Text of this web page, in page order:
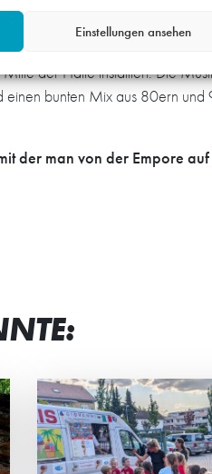
Einstellungen ansehen
Dazu hängen wir als
der Halle installiert. Die
bunten Mix aus 80ern
der man von der Empore
“MAN
VIEL ZURÜCK”